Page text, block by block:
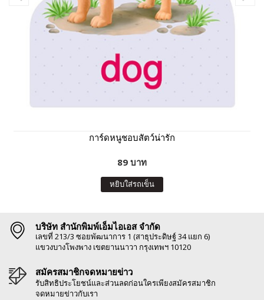
การ์ดหนูชอบสัตว์น่ารัก
89 บาท
หยิบใส่รถเข็น
บริษัท สำนักพิมพ์เอ็มไอเอส จำกัด
เลขที่ 213/3 ซอยพัฒนาการ 1 (สาธุประดิษฐ์ 34 แยก 6)
แขวงบางโพงพาง เขตยานนาวา กรุงเทพฯ 10120
สมัครสมาชิกจดหมายข่าว
รับสิทธิประโยชน์และส่วนลดก่อนใครเพียงสมัครสมาชิก
จดหมายข่าวกับเรา